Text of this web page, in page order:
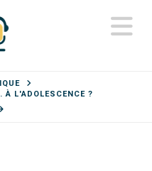
À L'ADOLESCENCE ?